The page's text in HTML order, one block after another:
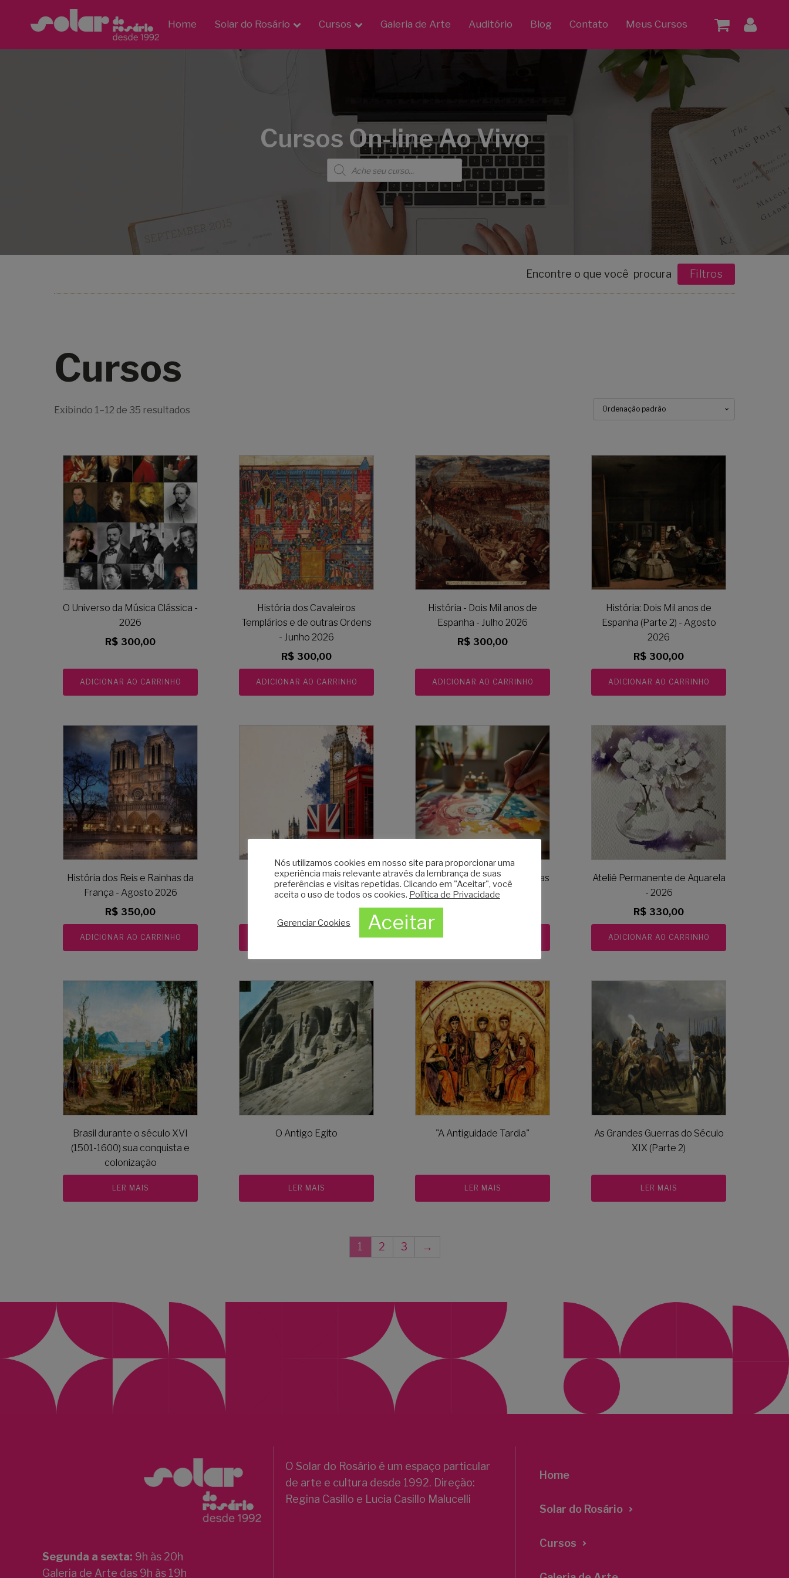
Home Solar do Rosário Cursos Galeria de Arte Auditório Blog Contato Meus Cursos
Cursos On-line Ao Vivo
Pesquisar
produtos
Encontre o que você procura Filtros
Cursos
Exibindo 1–12 de 35 resultados
O Universo da Música Clássica -
2026
R$ 300,00
ADICIONAR AO CARRINHO
História dos Cavaleiros
Templários e de outras Ordens
- Junho 2026
R$ 300,00
ADICIONAR AO CARRINHO
História - Dois Mil anos de
Espanha - Julho 2026
R$ 300,00
ADICIONAR AO CARRINHO
História: Dois Mil anos de
Espanha (Parte 2) - Agosto
2026
R$ 300,00
ADICIONAR AO CARRINHO
História dos Reis e Rainhas da
França - Agosto 2026
R$ 350,00
ADICIONAR AO CARRINHO
Private Classes - 2026
R$ 360,00
Ateliê Permanente de Técnicas
de Pintura - 2026
ADICIONAR AO CARRINHO
Ateliê Permanente de Aquarela
- 2026
R$ 330,00
ADICIONAR AO CARRINHO
Brasil durante o século XVI
(1501-1600) sua conquista e
colonização
LER MAIS
O Antigo Egito
LER MAIS
"A Antiguidade Tardia"
LER MAIS
As Grandes Guerras do Século
XIX (Parte 2)
LER MAIS
1 2 3 →
Segunda a sexta: 9h às 20h
Galeria de Arte das 9h às 19h
O Solar do Rosário é um espaço particular
de arte e cultura desde 1992. Direção:
Regina Casillo e Lucia Casillo Malucelli
Home
Solar do Rosário
Cursos
Nós utilizamos cookies em nosso site para proporcionar uma
experiência mais relevante através da lembrança de suas
preferências e visitas repetidas. Clicando em "Aceitar", você
aceita o uso de todos os cookies. Política de Privacidade
Gerenciar Cookies Aceitar